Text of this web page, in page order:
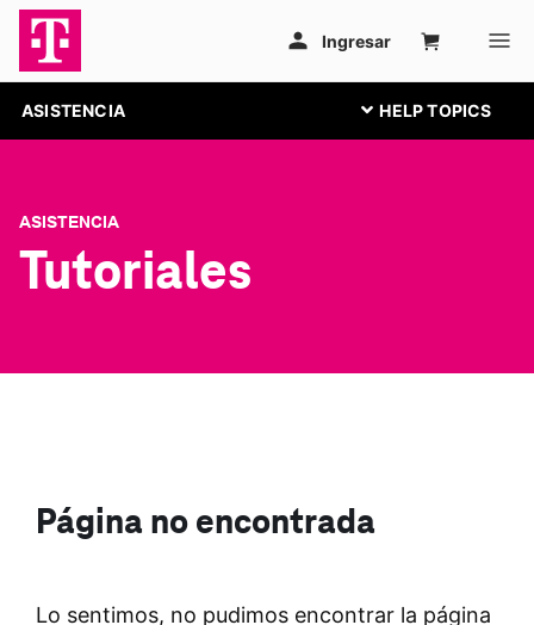
ASISTENCIA
ASISTENCIA
Tutoriales